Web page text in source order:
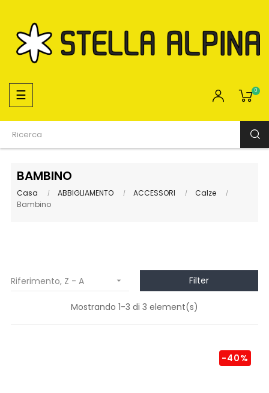
navigazione
Toggle
☰ 0
BAMBINO
Casa ABBIGLIAMENTO ACCESSORI
Calze
Bambino
Riferimento, Z - A  Filter
Mostrando 1-3 di 3 element(s)
-40%